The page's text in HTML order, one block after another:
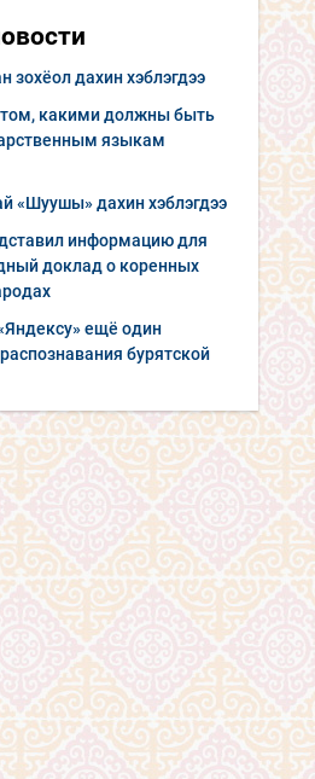
зохёол дахин хэблэгдээ
какими должны быть
языкам
«Шуушы» дахин хэблэгдээ
информацию для
доклад о коренных
ещё один
бурятской